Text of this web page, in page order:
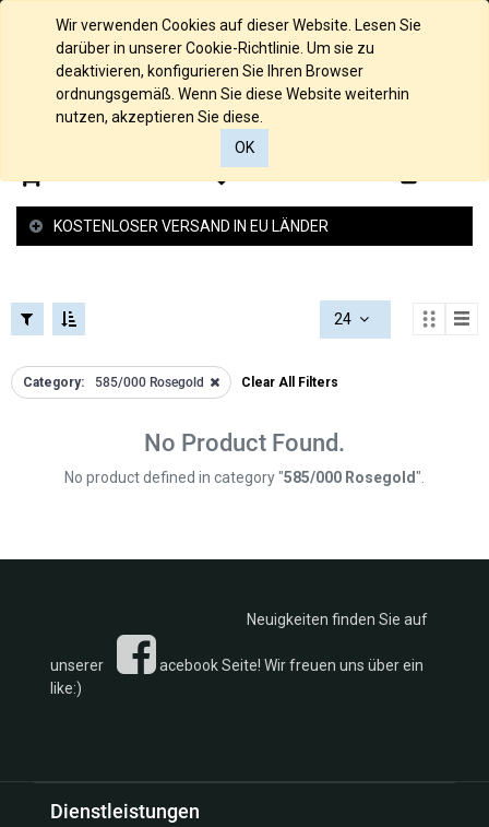
Deutsch
0
Wir verwenden Cookies auf dieser Website. Lesen Sie
darüber in unserer Cookie-Richtlinie. Um sie zu
deaktivieren, konfigurieren Sie Ihren Browser
ordnungsgemäß. Wenn Sie diese Website weiterhin
nutzen, akzeptieren Sie diese.
OK
KOSTENLOSER VERSAND IN EU LÄNDER
24
KOLLEKTIONEN
PREISSPANNE
FILTERS
KATEGORIEN
Alle
Gelbgold
585/000
Palladium
Rosegold
935/000
925/000
Silber
Anhänger
Eheringe
Ketten
Kollektion
Category: 585/000 Rosegold Clear All Filters
No Product Found.
No product defined in category "585/000 Rosegold".
Neuigkeiten finden Sie auf
unserer
acebook Seite! Wir freuen uns über ein
like:)
Dienstleistungen